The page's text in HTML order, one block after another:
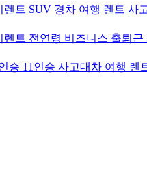
트 SUV 경차 여행 렌트
트 전연령 비즈니스 출퇴
승 11인승 사고대차 여행